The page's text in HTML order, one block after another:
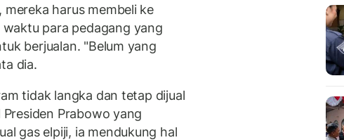
harus membeli ke
para pedagang yang
berjualan. "Belum yang
dia.
tidak langka dan tetap dijual
Prabowo yang
gas elpiji, ia mendukung hal